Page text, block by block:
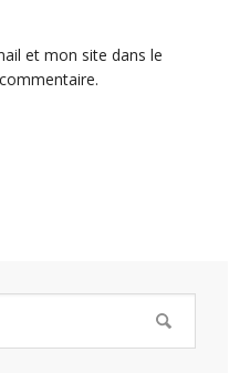
et mon site dans le